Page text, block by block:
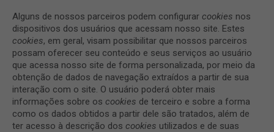
Alguns de nossos parceiros podem configurar cookies nos
dispositivos dos usuários que acessam nosso site. Estes
cookies, em geral, visam possibilitar que nossos parceiros
possam oferecer seu conteúdo e seus serviços ao usuário
que acessa nosso site de forma personalizada, por meio da
obtenção de dados de navegação extraídos a partir de sua
interação com o site. O usuário poderá obter mais
informações sobre os cookies de terceiro e sobre a forma
como os dados obtidos a partir dele são tratados, além de
ter acesso à descrição dos cookies utilizados e de suas